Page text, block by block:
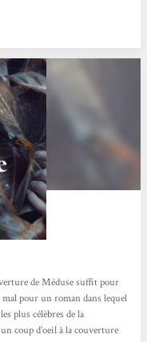
Martine Desjardins,
de Méduse suffit pour
pour un roman dans lequel
plus célèbres de la
coup d’oeil à la couverture